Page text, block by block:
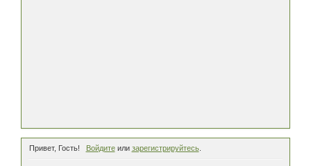
Привет, Гость! Войдитеили зарегистрируйтесь.